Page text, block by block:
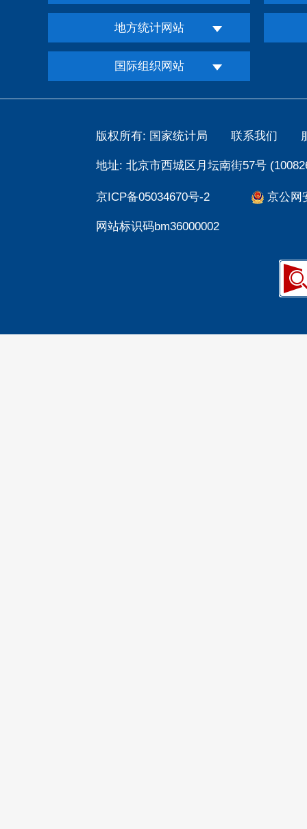
地方统计网站
国际组织网站
版权所有: 国家统计局 联系我们
地址: 北京市西城区月坛南街57号
京ICP备05034670号-2 京公网
网站标识码bm36000002